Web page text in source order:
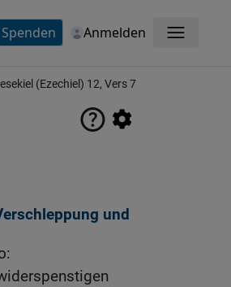
Spenden Anmelden Menü
(Ezechiel) 12, Vers 7
und